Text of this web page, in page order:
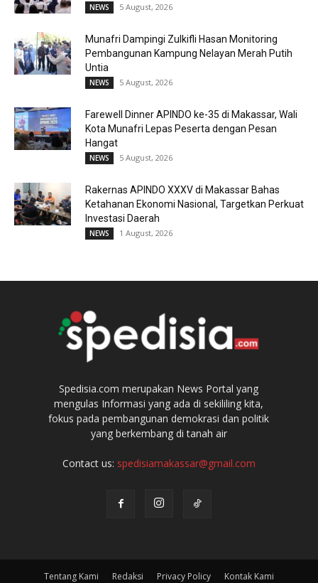
NEWS 5 August, 2026
Munafri Dampingi Zulkifli Hasan Monitoring
Pembangunan Kampung Nelayan Merah Putih
Untia
NEWS 5 August, 2026
Farewell Dinner APINDO ke-35 di Makassar, Wali
Kota Munafri Lepas Peserta dengan Pesan
Hangat
NEWS 5 August, 2026
Rakernas APINDO XXXV di Makassar Bahas
Ketahanan Ekonomi Nasional, Targetkan Perkuat
Investasi Daerah
NEWS 1 August, 2026
Spedisia.com merupakan News Portal yang
mengulas Informasi yang ada di sekililing kita,
fokus pada pembangunan demokrasi dan politik
yang berkembang di tanah air
Contact us: spedisiamakassar@gmail.com
Tentang Kami Redaksi Privacy Policy Kontak Kami